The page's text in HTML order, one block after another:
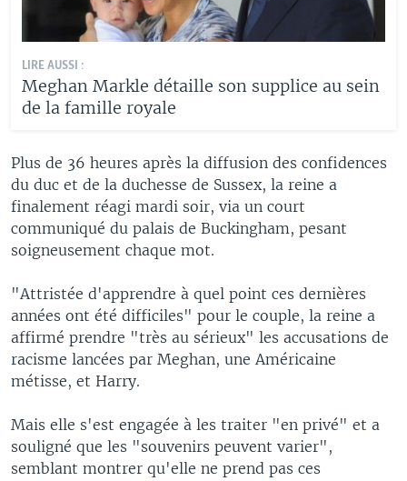
LIRE AUSSI :
Meghan Markle détaille son supplice au sein
de la famille royale
Plus de 36 heures après la diffusion des confidences
du duc et de la duchesse de Sussex, la reine a
finalement réagi mardi soir, via un court
communiqué du palais de Buckingham, pesant
soigneusement chaque mot.
"Attristée d'apprendre à quel point ces dernières
années ont été difficiles" pour le couple, la reine a
affirmé prendre "très au sérieux" les accusations de
racisme lancées par Meghan, une Américaine
métisse, et Harry.
Mais elle s'est engagée à les traiter "en privé" et a
souligné que les "souvenirs peuvent varier",
semblant montrer qu'elle ne prend pas ces